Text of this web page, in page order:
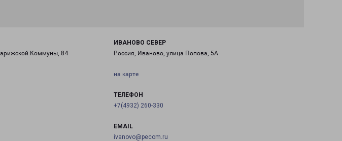
Коммуны, 84
ИВАНОВО СЕВЕР
Россия, Иваново, улица Попова, 5А
на карте
ТЕЛЕФОН
+7(4932) 260-330
EMAIL
ivanovo@pecom.ru